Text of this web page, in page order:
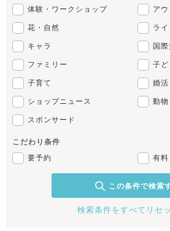
体験・ワークショップ ア
花・自然 ラ
キャラ 国
ファミリー 子
子育て 婚活
ショップニュース 動物
スポンサード
こだわり条件
要予約
有料
この条件で検索
検索条件をすべてリセ